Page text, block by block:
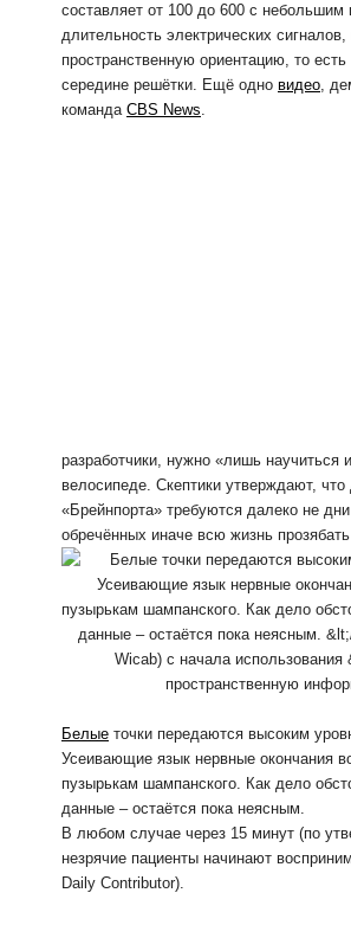
составляет от 100 до 600 с
длительность электрических
пространственную ориентацию, то
середине решётки. Ещё одно видео,
команда CBS News.
разработчики, нужно «лишь научиться
велосипеде. Скептики утверждают,
«Брейнпорта» требуются далеко не
обречённых иначе всю жизнь
Белые точки передаются высоким
Усеивающие язык нервные окончания
пузырькам шампанского. Как дело
данные – остаётся пока неясным.
В любом случае через 15 минут (по
незрячие пациенты начинают
Daily Contributor).